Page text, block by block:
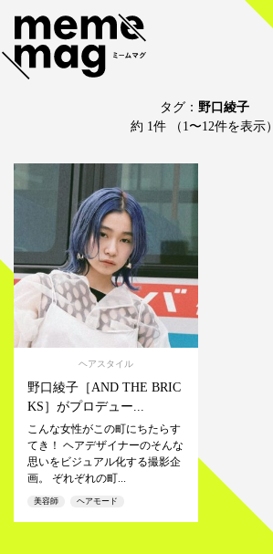
タグ： 野口綾子
約 1件 （1〜12件を表示）
ヘアスタイル
野口綾子［AND THE BRIC
KS］がプロデュー...
こんな女性がこの町にちたらす
てき！ ヘアデザイナーのそんな
思いをビジュアル化する撮影企
画。 ぞれぞれの町...
美容師 ヘアモード